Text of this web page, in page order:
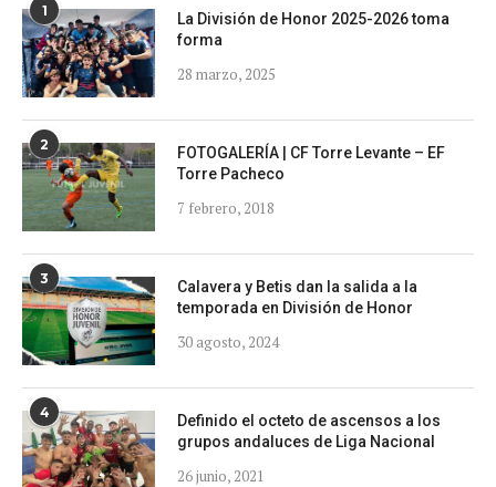
1
La División de Honor 2025-2026 toma
forma
28 marzo, 2025
2
FOTOGALERÍA | CF Torre Levante – EF
Torre Pacheco
7 febrero, 2018
3
Calavera y Betis dan la salida a la
temporada en División de Honor
30 agosto, 2024
4
Definido el octeto de ascensos a los
grupos andaluces de Liga Nacional
26 junio, 2021